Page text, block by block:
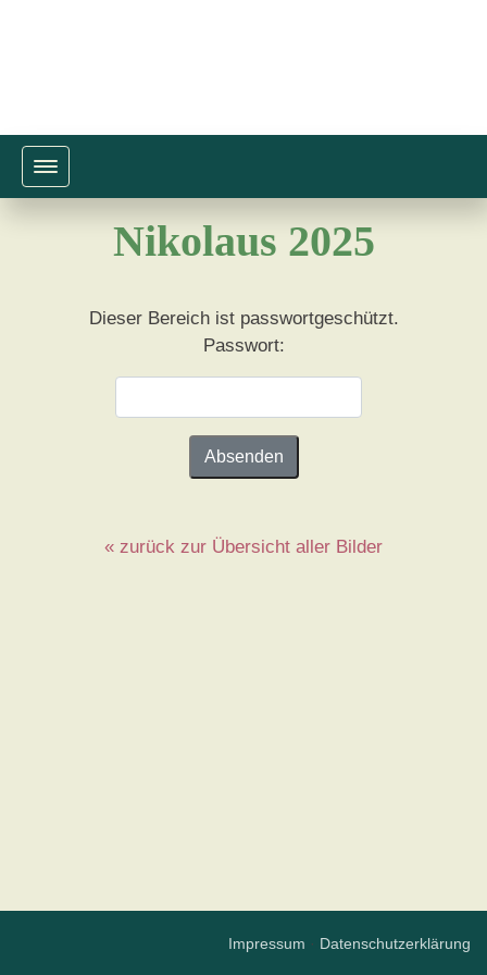
Toggle navigation
Nikolaus 2025
Dieser Bereich ist passwortgeschützt.
Passwort:
« zurück zur Übersicht aller Bilder
Impressum · Datenschutzerklärung